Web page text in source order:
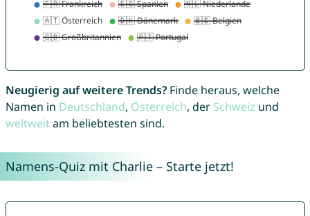
Neugierig auf weitere Trends?Finde heraus, welche
Namen in Deutschland, Österreich, der Schweiz und
weltweitam beliebtesten sind.
Namens-Quiz mit Charlie – Starte jetzt!